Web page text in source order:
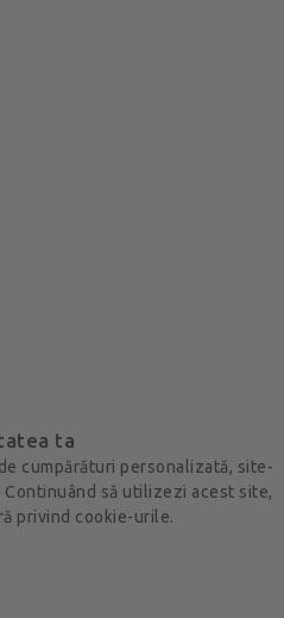
ta
cumpărături personalizată, site-
să utilizezi acest site,
privind cookie-urile.